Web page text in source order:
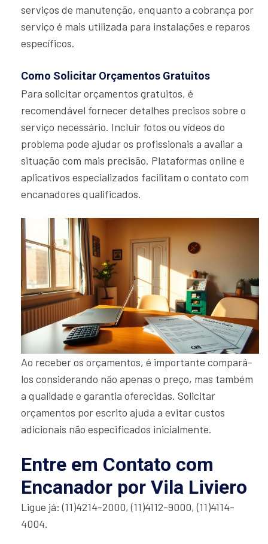
serviços de manutenção, enquanto a cobrança por
serviço é mais utilizada para instalações e reparos
específicos.
Como Solicitar Orçamentos Gratuitos
Para solicitar orçamentos gratuitos, é
recomendável fornecer detalhes precisos sobre o
serviço necessário. Incluir fotos ou vídeos do
problema pode ajudar os profissionais a avaliar a
situação com mais precisão. Plataformas online e
aplicativos especializados facilitam o contato com
encanadores qualificados.
Ao receber os orçamentos, é importante compará-
los considerando não apenas o preço, mas também
a qualidade e garantia oferecidas. Solicitar
orçamentos por escrito ajuda a evitar custos
adicionais não especificados inicialmente.
Entre em Contato com
Encanador por Vila Liviero
Ligue já: (11)4214-2000, (11)4112-9000, (11)4114-
4004.